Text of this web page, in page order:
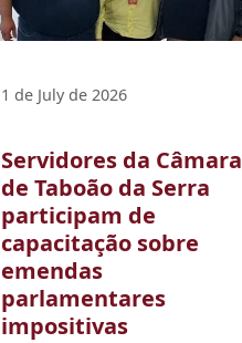
1 de July de 2026
Servidores da Câmara
de Taboão da Serra
participam de
capacitação sobre
emendas
parlamentares
impositivas